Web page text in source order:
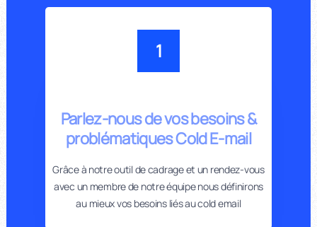
1
Parlez-nous de vos besoins &
problématiques Cold E-mail
Grâce à notre outil de cadrage et un rendez-vous
avec un membre de notre équipe nous définirons
au mieux vos besoins liés au cold email